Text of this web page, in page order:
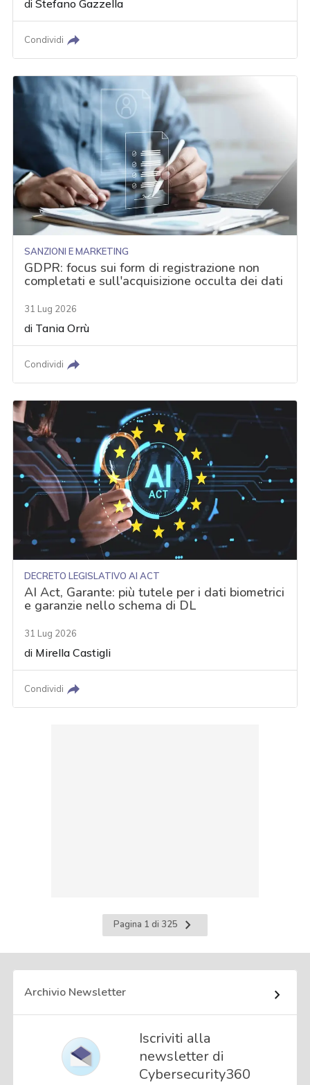
diStefano Gazzella
Condividi
SANZIONI E MARKETING
GDPR: focus sui form di registrazione non
completati e sull'acquisizione occulta dei dati
31 Lug 2026
di Tania Orrù
Condividi
DECRETO LEGISLATIVO AI ACT
AI Act, Garante: più tutele per i dati biometrici
e garanzie nello schema di DL
31 Lug 2026
di Mirella Castigli
Condividi
Pagina 1 di 325
Pagina
successiva
Archivio Newsletter
Iscriviti alla
newsletter di
Cybersecurity360